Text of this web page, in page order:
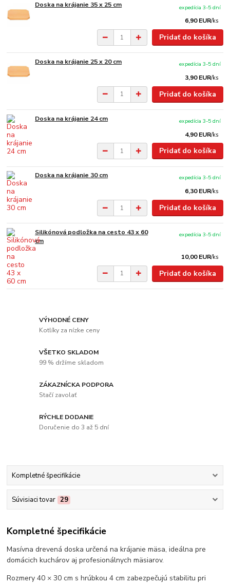
Doska na krájanie 35 x 25 cm
6,90 EUR/ks
expedícia 3-5 dní
Pridať do košíka
Doska na krájanie 25 x 20 cm
3,90 EUR/ks
expedícia 3-5 dní
Pridať do košíka
Doska na krájanie 24 cm
4,90 EUR/ks
expedícia 3-5 dní
Pridať do košíka
Doska na krájanie 30 cm
6,30 EUR/ks
expedícia 3-5 dní
Pridať do košíka
Silikónová podložka na cesto 43 x 60
cm
10,00 EUR/ks
expedícia 3-5 dní
Pridať do košíka
VÝHODNÉ CENY
Kotlíky za nízke ceny
VŠETKO SKLADOM
99 % držíme skladom
ZÁKAZNÍCKA PODPORA
Stačí zavolať
RÝCHLE DODANIE
Doručenie do 3 až 5 dní
Kompletné špecifikácie
Súvisiaci tovar 29
Kompletné špecifikácie
Masívna drevená doska určená na krájanie mäsa, ideálna pre
domácich kuchárov aj profesionálnych mäsiarov.
Rozmery 40 × 30 cm s hrúbkou 4 cm zabezpečujú stabilitu pri